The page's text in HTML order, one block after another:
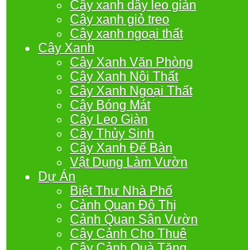
Cây xanh dây leo giàn
Cây xanh giỏ treo
Cây xanh ngoại thất
Cây Xanh
Cây Xanh Văn Phòng
Cây Xanh Nội Thất
Cây Xanh Ngoại Thất
Cây Bóng Mát
Cây Leo Giàn
Cây Thủy Sinh
Cây Xanh Để Bàn
Vật Dụng Làm Vườn
Dự Án
Biệt Thự Nhà Phố
Cảnh Quan Đô Thị
Cảnh Quan Sân Vườn
Cây Cảnh Cho Thuê